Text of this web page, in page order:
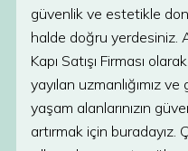
güvenlik ve estetikle
halde doğru yerdesiniz.
Kapı Satışı Firması
yayılan uzmanlığımız
yaşam alanlarınızın
artırmak için buradayız.